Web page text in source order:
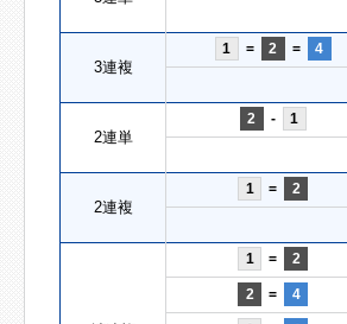
3連複
1 = 2 = 4
2連単
2 - 1
2連複
1 = 2
1 = 2
2 = 4